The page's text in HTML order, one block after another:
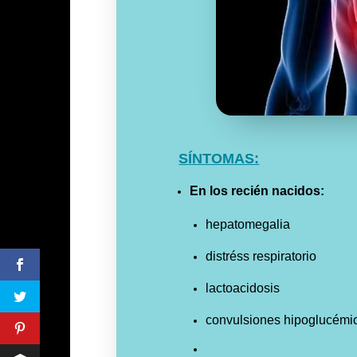
SÍNTOMAS:
En los recién nacidos:
hepatomegalia
distréss respiratorio
lactoacidosis
convulsiones